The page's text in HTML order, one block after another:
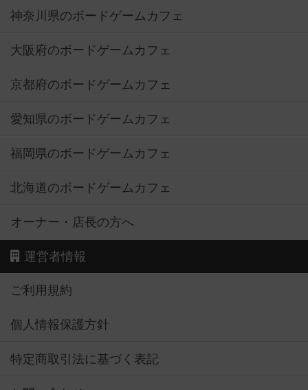
神奈川県のボードゲームカフェ
大阪府のボードゲームカフェ
京都府のボードゲームカフェ
愛知県のボードゲームカフェ
福岡県のボードゲームカフェ
北海道のボードゲームカフェ
オーナー・店長の方へ
運営者情報
ご利用規約
個人情報保護方針
特定商取引法に基づく表記